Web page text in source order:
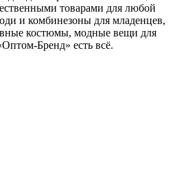
товарами для любой
и комбинезоны для младенцев,
костюмы, модные вещи для
Бренд» есть всё.